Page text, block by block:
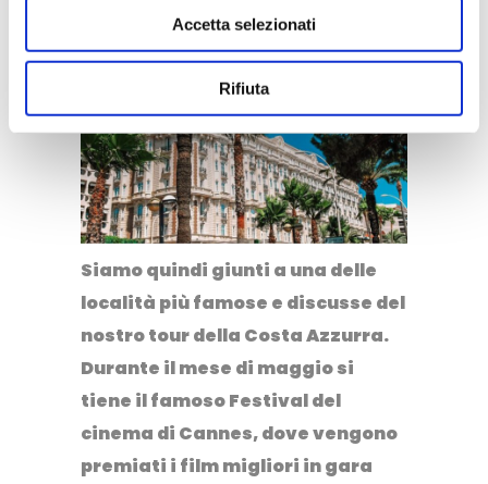
Accetta selezionati
Rifiuta
Siamo quindi giunti a una delle
località più famose e discusse del
nostro tour della Costa Azzurra.
Durante il mese di maggio si
tiene il famoso Festival del
cinema di Cannes, dove vengono
premiati i film migliori in gara